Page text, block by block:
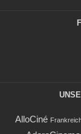
AlloCiné